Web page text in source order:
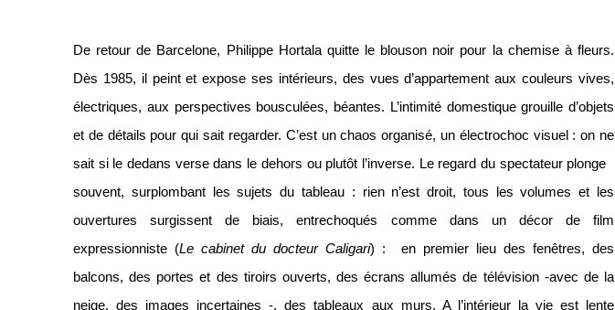
De retour de Barcelone, Philippe Hortala quitte le blouson noir pour la chemise à fleurs.
Dès 1985, il peint et expose ses intérieurs, des vues d’appartement aux couleurs vives,
électriques, aux perspectives bousculées, béantes. L’intimité domestique grouille d’objets
et de détails pour qui sait regarder. C’est un chaos organisé, un électrochoc visuel : on ne
sait si le dedans verse dans le dehors ou plutôt l’inverse. Le regard du spectateur plonge
souvent, surplombant les sujets du tableau : rien n’est droit, tous les volumes et les
ouvertures surgissent de biais, entrechoqués comme dans un décor de film
expressionniste (Le cabinet du docteur Caligari) : en premier lieu des fenêtres, des
balcons, des portes et des tiroirs ouverts, des écrans allumés de télévision -avec de la
neige, des images incertaines -, des tableaux aux murs. A l’intérieur la vie est lente